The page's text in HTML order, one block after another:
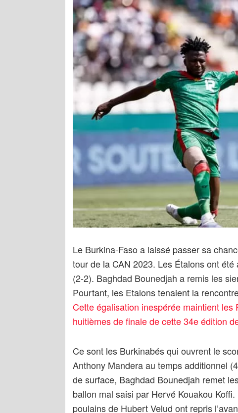
Le Burkina-Faso a laissé passer sa
tour de la CAN 2023. Les Étalons ont
(2-2). Baghdad Bounedjah a remis les
Pourtant, les Etalons tenaient la
Cette égalisation inespérée maintient
huitièmes de finale de cette 34e édition
Ce sont les Burkinabés qui ouvrent le
Anthony Mandera au temps additionnel
de surface, Baghdad Bounedjah remet
ballon mal saisi par Hervé Kouakou
poulains de Hubert Velud ont repris